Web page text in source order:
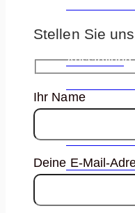
Ausstellung
Unser
Stellen Sie
Ihr Name
Deine E-Mail-